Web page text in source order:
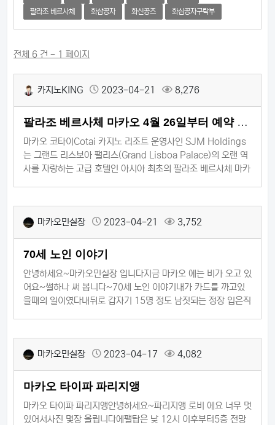
팔라조 베르사체
화삼공자 화신공즈 화심공자구락부
전체 6 건 - 1 페이지
카지노KING 2023-04-21 8,276
팔라조 베르사체 마카오 4월 26일부터 예약 가
능
마카오 코타이Cotai 카지노 리조트 운영사인 SJM Holdings
는 그랜드 리스보아 팰리스(Grand Lisboa Palace)의 오랜 역
사를 자랑하는 고급 호텔인 아시아 최초의 팔라조 베르사체 마카
에서는 베르사체 브랜드 호텔이 270개의 객실을 수용할 수 있다
고 언급했습니다.4월 26일부터 Palazzo Versace Macau의
숙박 시설에는 킹 베드 또는 퀸 베드가 ​​있는 "디럭스
마카오민실장 2023-04-21 3,752
70세 노인 이야기
안녕하세요~마카오민실장 입니다지금 마카오 에는 비가 오고 있
어요~썰하나 써 봅니다~70세 노인 이야기내가 카드를 까고있
을때의 일이였다내뒤로 갑자기 15명 정도 남짓되는 정장 입은직
상태였고 할아버지가옆으로 쓱 10만불 20개 탑을 쌓아 내옆에
두었다.200만불 이였다~헉~~~할아버지를 쓱보니따라붙은 직
원하나가 칩10만불짜리가 20개 5줄그 뒤에붙은 직원이 또 똑같
이 20개 5줄총 2,000만불 정도의칩을 들고 있
마카오민실장 2023-04-17 4,082
마카오 타이파 파리지앵
마카오 타이파 파리지앵안녕하세요~파리지앵 로비 에요 너무 멋
있어서사진 몇장 올립니다에팰탑은 낮 12시 이후부터5층 전망